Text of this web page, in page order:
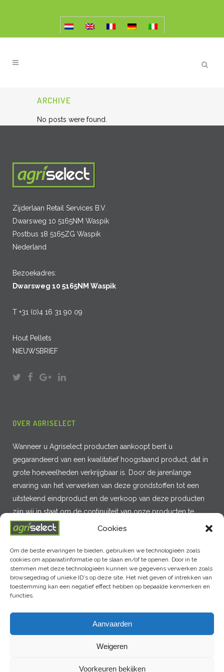
Cookies
Om de beste ervaringen te bieden, gebruiken we technologieën zoals
cookies om apparaatinformatie op te slaan en/of te openen. Door in te
stemmen met deze technologieën kunnen we gegevens verwerken zoals
browsegedrag of unieke ID's op deze site. Het niet geven of intrekken van
toestemming kan een negatief effect hebben op bepaalde kenmerken en
functies.
Aanvaarden
Weigeren
Voorkeuren bekijken
ARCHIVE
No posts were found.
Zijderlaan Retail Services B.V.
Dwarsweg 10 5165NM Waspik
Postbus 18 5165ZG Waspik
Nederland
Bezoekadres:
Dwarsweg 10 5165NM Waspik
T +31 (0)4 16 31 90 09
Hout Pellets
NIEUWSBRIEF
OVER AGRISELECT
Wanneer u Agriselect producten aankoopt bent u
gegarandeerd van een kwalitatief hoogstaand product, dat in
grote hoeveelheden verkrijgbaar is. Door de jarenlange
ervaring van het verwerken van deze grondstoffen tot een
uitstekend eindproduct en de verkoop van deze producten
zijn wij in staat om de continuïteit van onze producten te
garanderen.
MENU
LAATSTE NIEUWS